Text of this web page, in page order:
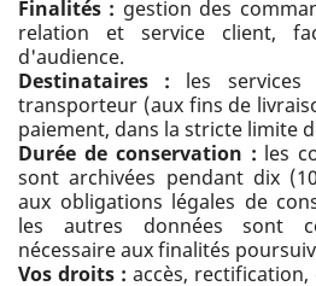
Finalités : gestion des
relation et service client,
d'audience.
Destinataires : les services
transporteur (aux fins de
paiement, dans la stricte limite
Durée de conservation : les
sont archivées pendant dix
aux obligations légales de
les autres données sont
nécessaire aux finalités
Vos droits : accès,